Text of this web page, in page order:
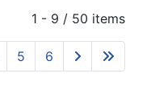
1 - 9 / 50 items
5 6